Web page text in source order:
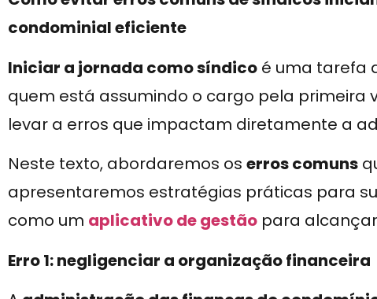
condominial eficiente
Iniciar a jornada como síndico é uma tarefa
quem está assumindo o cargo pela primeira
levar a erros que impactam diretamente a
Neste texto, abordaremos os erros comuns
apresentaremos estratégias práticas para
como um aplicativo de gestão para
Erro 1: negligenciar a organização financeira